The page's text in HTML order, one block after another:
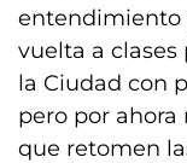
entendimiento
vuelta a clases
la Ciudad con
pero por ahora
que retomen